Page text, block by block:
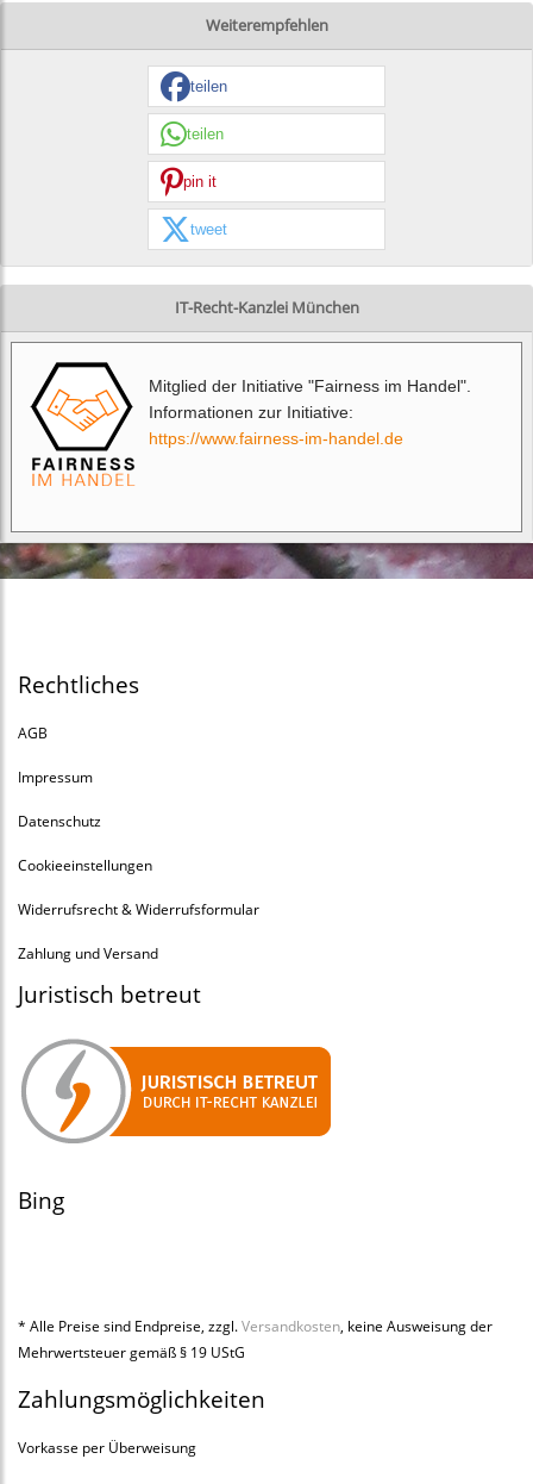
Weiterempfehlen
teilen
teilen
pin it
tweet
IT-Recht-Kanzlei München
Mitglied der Initiative "Fairness im Handel".
Informationen zur Initiative:
https://www.fairness-im-handel.de
Rechtliches
AGB
Impressum
Datenschutz
Cookieeinstellungen
Widerrufsrecht & Widerrufsformular
Zahlung und Versand
Juristisch betreut
Bing
* Alle Preise sind Endpreise, zzgl.Versandkosten, keine Ausweisung der
Mehrwertsteuer gemäß § 19 UStG
Zahlungsmöglichkeiten
Vorkasse per Überweisung